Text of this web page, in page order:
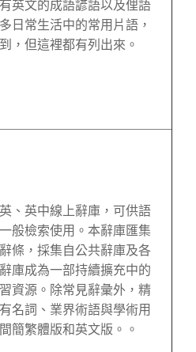
英文的成語諺語以及俚語
日常生活中的常用片語，
，但這裡都有列出來。
、英中線上辭庫，可供語
般檢索使用。本辭庫匯集
條，採集自公共辭庫及各
庫成為一部持續擴充中的
資源。除常見辭彙外，精
名詞、業界術語與學術用
簡繁體版和英文版。。